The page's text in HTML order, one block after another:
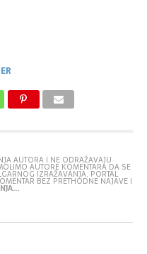
AUTORA I NE ODRAŽAVAJU
AUTORE KOMENTARA DA SE
IZRAŽAVANJA. PORTAL
BEZ PRETHODNE NAJAVE I